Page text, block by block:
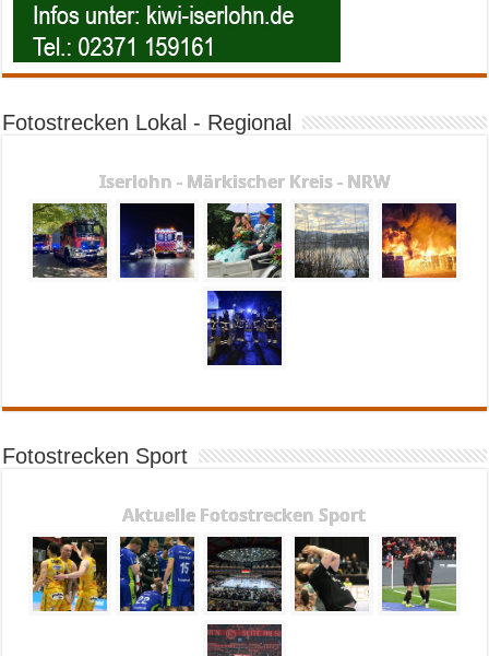
Fotostrecken Lokal - Regional
Iserlohn - Märkischer Kreis - NRW
Fotostrecken Sport
Aktuelle Fotostrecken Sport